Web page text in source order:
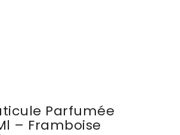
Parfumée
– Framboise